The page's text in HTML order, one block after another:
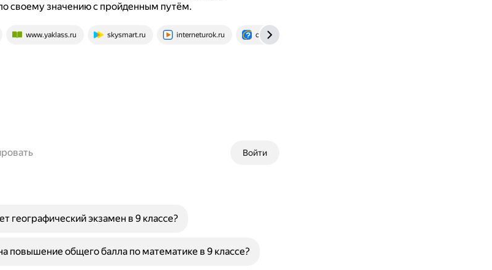
своему значению с пройденным путём.
www.yaklass.ru skysmart.ru interneturok.ru otvet.mail.ru
Войти
географический экзамен в 9 классе?
повышение общего балла по математике в 9 классе?